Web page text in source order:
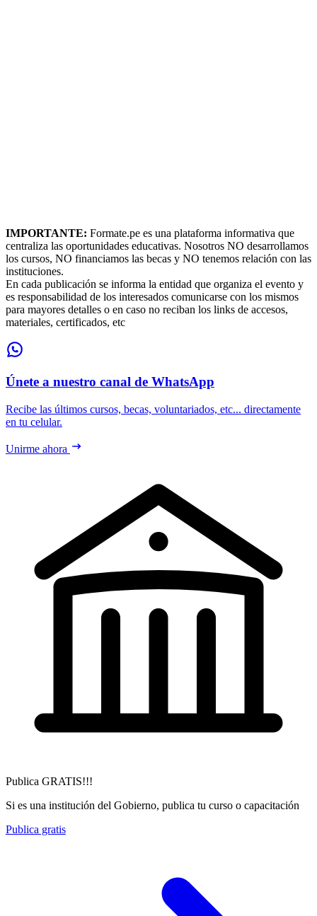
IMPORTANTE: Formate.pe es una plataforma informativa que
centraliza las oportunidades educativas. Nosotros NO desarrollamos
los cursos, NO financiamos las becas y NO tenemos relación con las
instituciones.
En cada publicación se informa la entidad que organiza el evento y
es responsabilidad de los interesados comunicarse con los mismos
para mayores detalles o en caso no reciban los links de accesos,
materiales, certificados, etc
Únete a nuestro canal de WhatsApp
Recibe las últimos cursos, becas, voluntariados, etc... directamente
en tu celular.
Unirme ahora
Publica GRATIS!!!
Si es una institución del Gobierno, publica tu curso o capacitación
Publica gratis